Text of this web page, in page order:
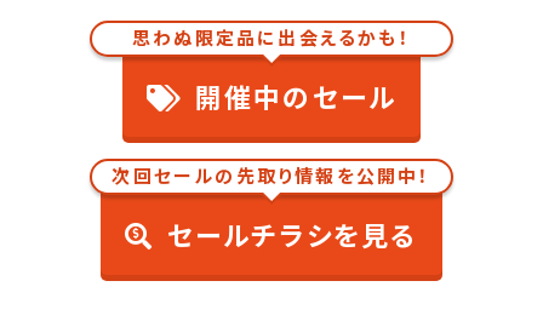
思わぬ限定品に出会えるかも！
開催中のセール
次回セールの先取り情報を公開中！
セールチラシを見る